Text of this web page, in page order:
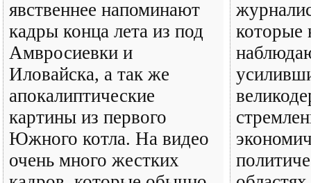
явственнее напоминают
кадры конца лета из под
Амвросиевки и
Иловайска, а так же
апокалиптические
картины из первого
Южного котла. На видео
очень много жестких
которые